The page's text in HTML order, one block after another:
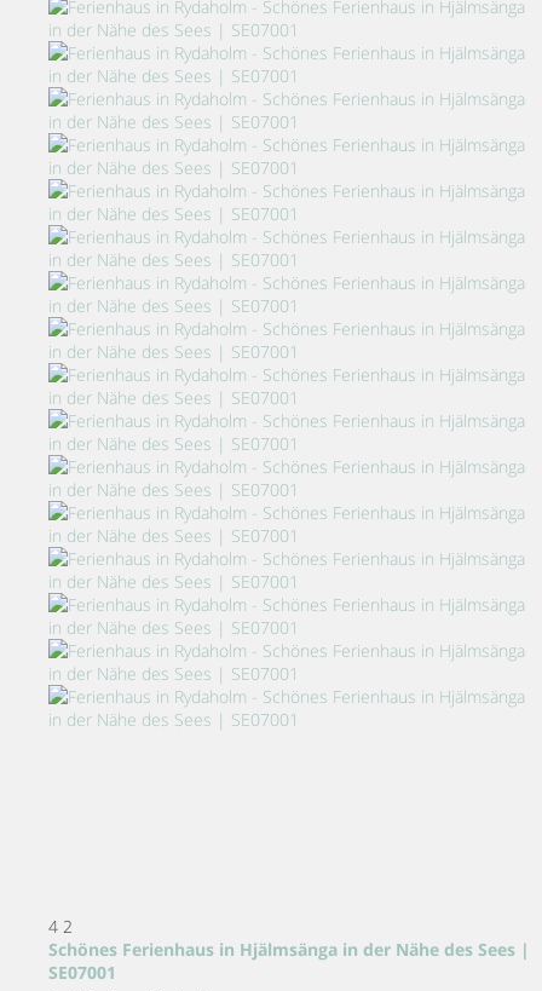
4 2
Schönes Ferienhaus in Hjälmsänga in der Nähe des Sees |
SE07001